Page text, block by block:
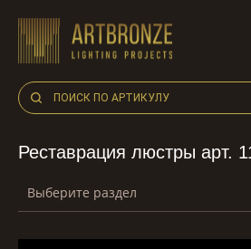
content
Реставрация люстры арт.
Выберите раздел